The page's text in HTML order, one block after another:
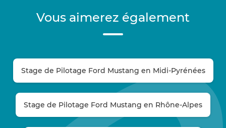
Vous aimerez également
Stage de Pilotage Ford Mustang en Midi-Pyrénées
Stage de Pilotage Ford Mustang en Rhône-Alpes